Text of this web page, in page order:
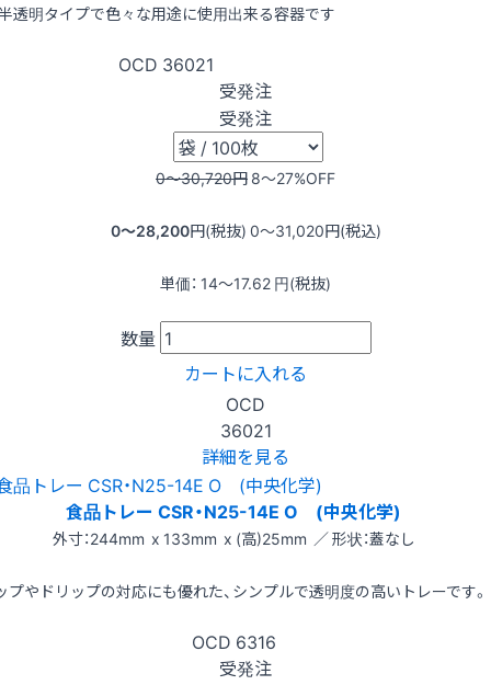
透明タイプで色々な用途に使用出来る容器です
OCD 36021
受発注
受発注
0〜30,720円 8〜27%OFF
0〜28,200円(税抜) 0〜31,020円(税込)
単価： 14〜17.62 円(税抜)
数量
カートに入れる
OCD
36021
詳細を見る
食品トレー CSR・N25-14E O (中央化学)
外寸：244mm x 133mm x (高)25mm ／ 形状：蓋なし
プやドリップの対応にも優れた、シンプルで透明度の高いトレーです。
OCD 6316
受発注